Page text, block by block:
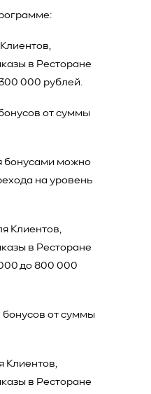
в Ресторане
000 рублей.
от суммы
бонусами можно
на уровень
Клиентов,
в Ресторане
до 800 000
бонусов от суммы
Клиентов,
в Ресторане